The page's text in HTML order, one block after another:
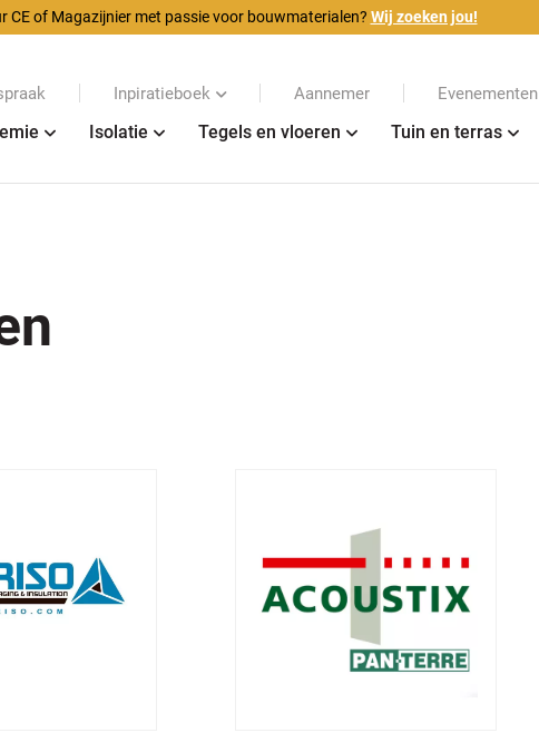
CE of Magazijnier met passie voor bouwmaterialen? Wij zoeken jou!
Inpiratieboek Aannemer Evenementen
Isolatie Tegels en vloeren Tuin en terras